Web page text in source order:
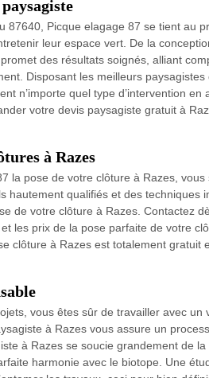
87640, Picque elagage 87 se tient au
leur espace vert. De la
des résultats soignés, alliant
Disposant les meilleurs
n’importe quel type d’intervention en
votre devis paysagiste gratuit à
à Razes
la pose de votre clôture à Razes,
hautement qualifiés et des techniques
de votre clôture à Razes. Contactez
les prix de la pose parfaite de votre
clôture à Razes est totalement gratuit
vous êtes sûr de travailler avec un
à Razes vous assure un
à Razes se soucie grandement de
harmonie avec le biotope. Une